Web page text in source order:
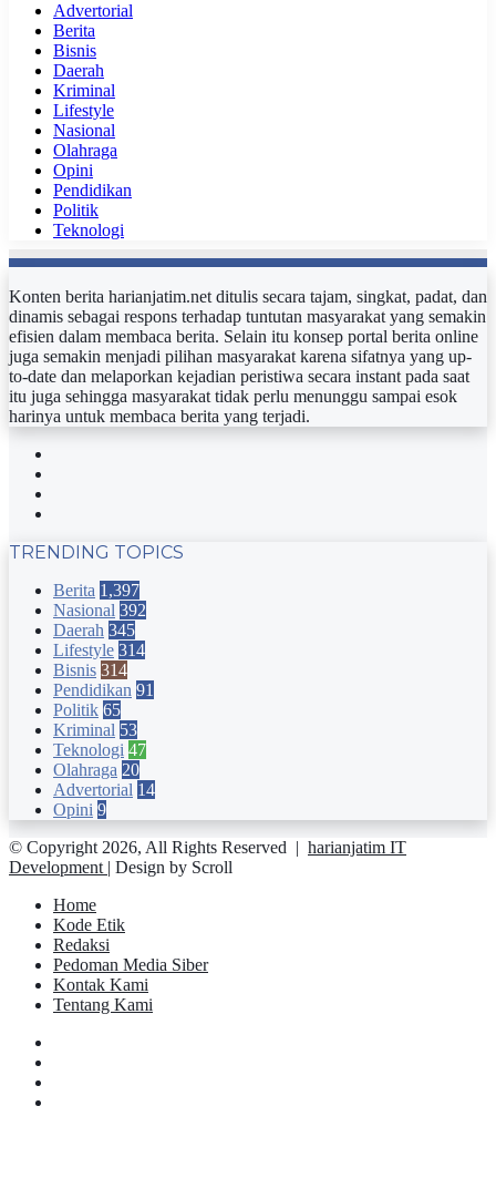
Advertorial
Berita
Bisnis
Daerah
Kriminal
Lifestyle
Nasional
Olahraga
Opini
Pendidikan
Politik
Teknologi
Konten berita harianjatim.net ditulis secara tajam, singkat, padat, dan
dinamis sebagai respons terhadap tuntutan masyarakat yang semakin
efisien dalam membaca berita. Selain itu konsep portal berita online
juga semakin menjadi pilihan masyarakat karena sifatnya yang up-
to-date dan melaporkan kejadian peristiwa secara instant pada saat
itu juga sehingga masyarakat tidak perlu menunggu sampai esok
harinya untuk membaca berita yang terjadi.
TRENDING TOPICS
Berita 1,397
Nasional 392
Daerah 345
Lifestyle 314
Bisnis 314
Pendidikan 91
Politik 65
Kriminal 53
Teknologi 47
Olahraga 20
Advertorial 14
Opini 9
© Copyright 2026, All Rights Reserved | harianjatim IT
Development | Design by Scroll
Home
Kode Etik
Redaksi
Pedoman Media Siber
Kontak Kami
Tentang Kami